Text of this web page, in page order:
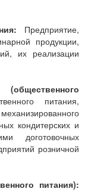
Предприятие,
продукции,
их реализации
питания,
кондитерских и
доготовочных
розничной
питания):